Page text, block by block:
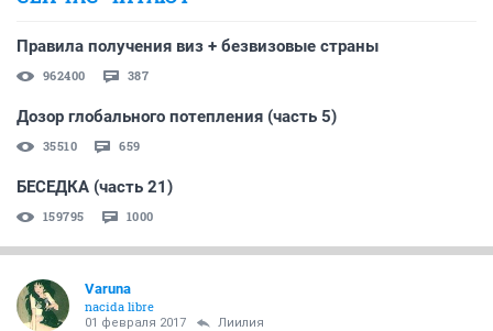
Правила получения виз + безвизовые страны
962400 387
Дозор глобального потепления (часть 5)
35510 659
БЕСЕДКА (часть 21)
159795 1000
Varuna
nacida libre
01 февраля 2017 Лиилия